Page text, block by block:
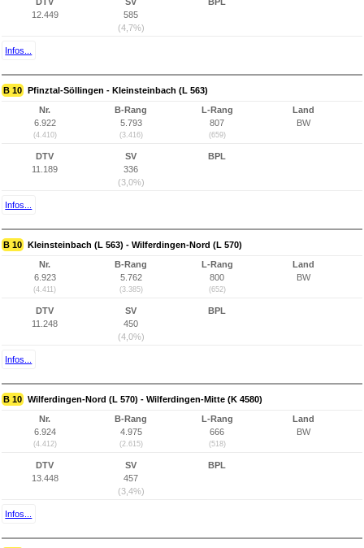
12.449
585
(4,7%)
Infos...
B 10 Pfinztal-Söllingen - Kleinsteinbach (L 563)
Nr.
6.922
(4.410)
B-Rang
5.793
(3.416)
L-Rang
807
(659)
Land
BW
DTV
11.189
SV
336
(3,0%)
BPL
Infos...
B 10 Kleinsteinbach (L 563) - Wilferdingen-Nord (L 570)
Nr.
6.923
(4.411)
B-Rang
5.762
(3.385)
L-Rang
800
(652)
Land
BW
DTV
11.248
SV
450
(4,0%)
BPL
Infos...
B 10 Wilferdingen-Nord (L 570) - Wilferdingen-Mitte (K 4580)
Nr.
6.924
(4.412)
B-Rang
4.975
(2.615)
L-Rang
666
(518)
Land
BW
DTV
13.448
SV
457
(3,4%)
BPL
Infos...